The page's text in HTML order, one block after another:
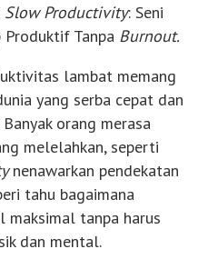
Slow Productivity: Seni
Produktif Tanpa Burnout.
lambat memang
yang serba cepat dan
orang merasa
melelahkan, seperti
nenawarkan pendekatan
tahu bagaimana
maksimal tanpa harus
dan mental.